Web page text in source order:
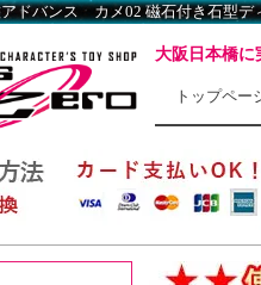
大阪日本橋に
トップペー